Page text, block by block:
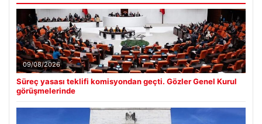
09/08/2026
Süreç yasası teklifi komisyondan geçti. Gözler Genel Kurul
görüşmelerinde